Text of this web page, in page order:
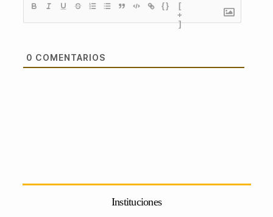
{}
[
+
]
0 COMENTARIOS
Instituciones